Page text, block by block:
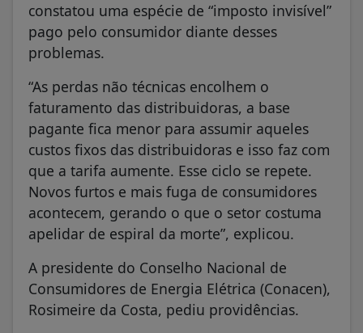
constatou uma espécie de “imposto invisível”
pago pelo consumidor diante desses
problemas.
“As perdas não técnicas encolhem o
faturamento das distribuidoras, a base
pagante fica menor para assumir aqueles
custos fixos das distribuidoras e isso faz com
que a tarifa aumente. Esse ciclo se repete.
Novos furtos e mais fuga de consumidores
acontecem, gerando o que o setor costuma
apelidar de espiral da morte”, explicou.
A presidente do Conselho Nacional de
Consumidores de Energia Elétrica (Conacen),
Rosimeire da Costa, pediu providências.